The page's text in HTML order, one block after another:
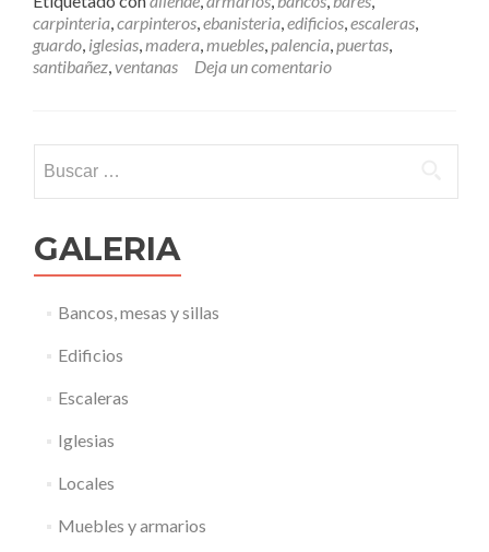
p
r
i
p
l
m
a
carpinteria,carpinteros,ebanisteria,edificios,escaleras,
guardo, iglesias,madera,muebles,palencia,puertas,
santibañez,ventanas Deja un comentario
GALERIA
Bancos, mesas y sillas
Edificios
Escaleras
Iglesias
Locales
Muebles y armarios